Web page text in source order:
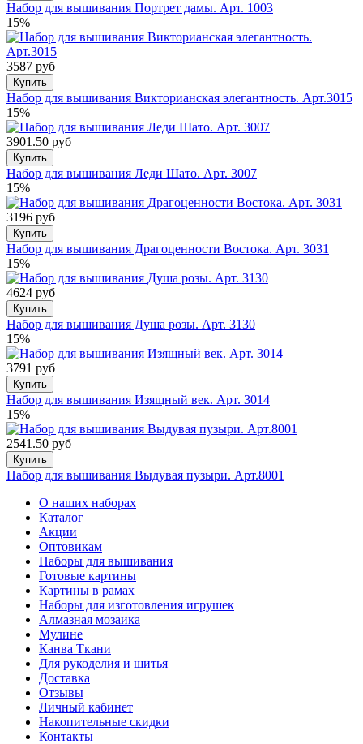
Набор для вышивания Портрет дамы. Арт. 1003
15%
3587 руб
Купить
Набор для вышивания Викторианская элегантность. Арт.3015
15%
3901.50 руб
Купить
Набор для вышивания Леди Шато. Арт. 3007
15%
3196 руб
Купить
Набор для вышивания Драгоценности Востока. Арт. 3031
15%
4624 руб
Купить
Набор для вышивания Душа розы. Арт. 3130
15%
3791 руб
Купить
Набор для вышивания Изящный век. Арт. 3014
15%
2541.50 руб
Купить
Набор для вышивания Выдувая пузыри. Арт.8001
О наших наборах
Каталог
Акции
Оптовикам
Наборы для вышивания
Готовые картины
Картины в рамах
Наборы для изготовления игрушек
Алмазная мозаика
Мулине
Канва Ткани
Для рукоделия и шитья
Доставка
Отзывы
Личный кабинет
Накопительные скидки
Контакты